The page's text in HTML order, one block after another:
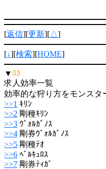
[返信][更新][△]
[↓][検索][HOME]
▼ ﾛｶ
求人効率一覧
効率的な狩り方をモンスタ
>>1 ｷﾘﾝ
>>2 剛種ｷﾘﾝ
>>3 ｳﾞｫﾙｶﾞﾉｽ
>>4 剛券ｳﾞｫﾙｶﾞﾉｽ
>>5 剛種ﾃｵ
>>6 ﾍﾞﾙｷｭﾛｽ
>>7 剛券ﾃｨｶﾞ